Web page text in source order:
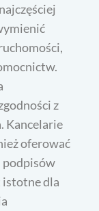
z
Kancelarie
oferować
podpisów
istotne dla